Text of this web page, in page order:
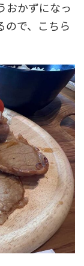
おかずになっ
ので、こちら